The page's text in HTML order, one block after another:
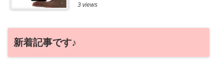
3 views
新着記事です♪